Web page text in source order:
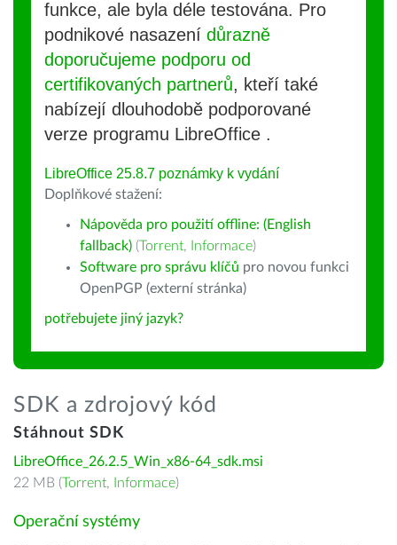
funkce, ale byla déle testována. Pro
podnikové nasazení důrazně
doporučujeme podporu od
certifikovaných partnerů, kteří také
nabízejí dlouhodobě podporované
verze programu LibreOffice .
LibreOffice 25.8.7 poznámky k vydání
Doplňkové stažení:
Nápověda pro použití offline: (English
fallback) (Torrent, Informace)
Software pro správu klíčů pro novou funkci
OpenPGP (externí stránka)
potřebujete jiný jazyk?
SDK a zdrojový kód
Stáhnout SDK
LibreOffice_26.2.5_Win_x86-64_sdk.msi
22 MB (Torrent, Informace)
Operační systémy